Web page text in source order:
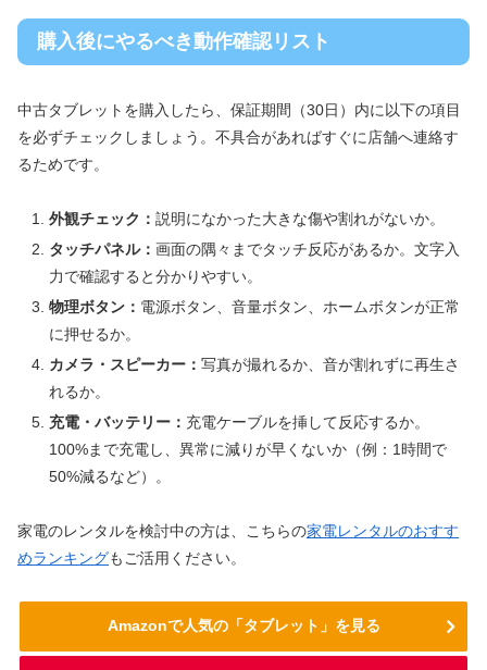
購入後にやるべき動作確認リスト
中古タブレットを購入したら、保証期間（30日）内に以下の項目
を必ずチェックしましょう。不具合があればすぐに店舗へ連絡す
るためです。
外観チェック： 説明になかった大きな傷や割れがないか。
タッチパネル： 画面の隅々までタッチ反応があるか。文字入
力で確認すると分かりやすい。
物理ボタン： 電源ボタン、音量ボタン、ホームボタンが正常
に押せるか。
カメラ・スピーカー： 写真が撮れるか、音が割れずに再生さ
れるか。
充電・バッテリー： 充電ケーブルを挿して反応するか。
100%まで充電し、異常に減りが早くないか（例：1時間で
50%減るなど）。
家電のレンタルを検討中の方は、こちらの家電レンタルのおすす
めランキングもご活用ください。
Amazonで人気の「タブレット」を見る